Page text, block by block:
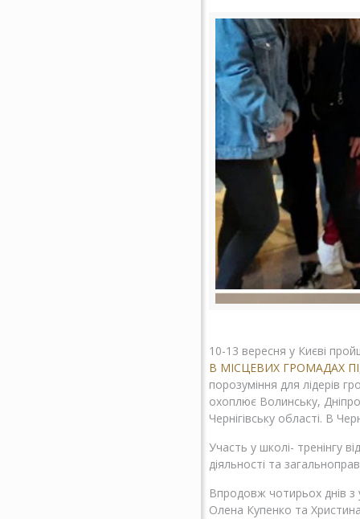
10-13 вересня у Києві
В МІСЦЕВИХ ГРОМАДАХ
порозуміння для лідерів
охоплює Волинську,
Чернігівську області. В
Участь у школі- тренінгу
діяльності та
Впродовж чотирьох днів з
Олена Купенко та